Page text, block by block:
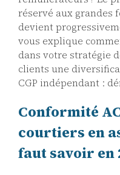
réservé aux grandes
devient
vous explique
dans votre stratégie
clients une
CGP indépendant :
Conformité
courtiers en
faut savoir en